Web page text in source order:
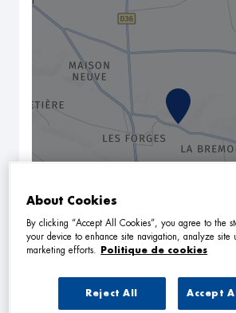
09:00 - 12:00
NAVIGUER
About Cookies
By clicking “Accept All Cookies”, you agree to the
your device to enhance site navigation, analyze site
marketing efforts.
Politique de cookies
Reject All Accept